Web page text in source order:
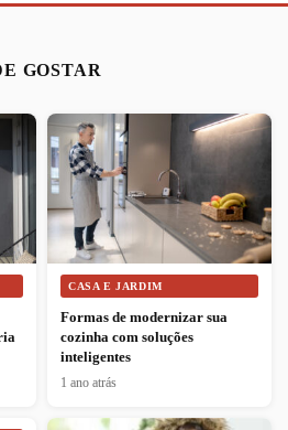
GOSTAR
CASA E JARDIM
Formas de modernizar sua
cozinha com soluções
inteligentes
1 ano atrás